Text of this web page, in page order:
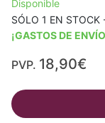
Disponible
SÓLO 1 EN
¡GASTOS DE
PVP. 18,90€